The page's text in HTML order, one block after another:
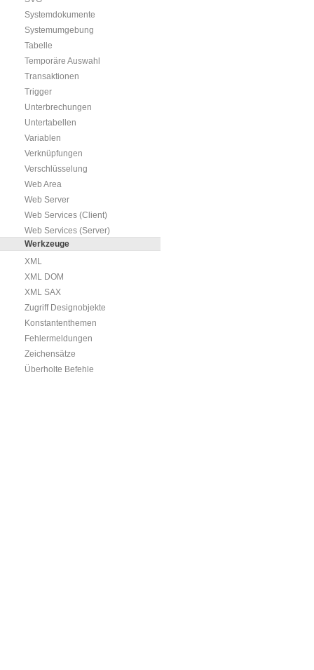
Systemdokumente
Systemumgebung
Tabelle
Temporäre Auswahl
Transaktionen
Trigger
Unterbrechungen
Untertabellen
Variablen
Verknüpfungen
Verschlüsselung
Web Area
Web Server
Web Services (Client)
Web Services (Server)
Werkzeuge
XML
XML DOM
XML SAX
Zugriff Designobjekte
Konstantenthemen
Fehlermeldungen
Zeichensätze
Überholte Befehle